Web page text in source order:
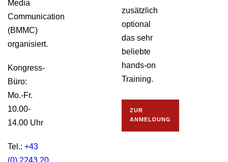
Media
Communication
(BMMC)
organisiert.
Kongress-
Büro:
Mo.-Fr.
10.00-
14.00 Uhr
Tel.: +43
(0) 2243 20
zusätzlich
optional
das sehr
beliebte
hands-on
Training.
ZUR
ANMELDUNG